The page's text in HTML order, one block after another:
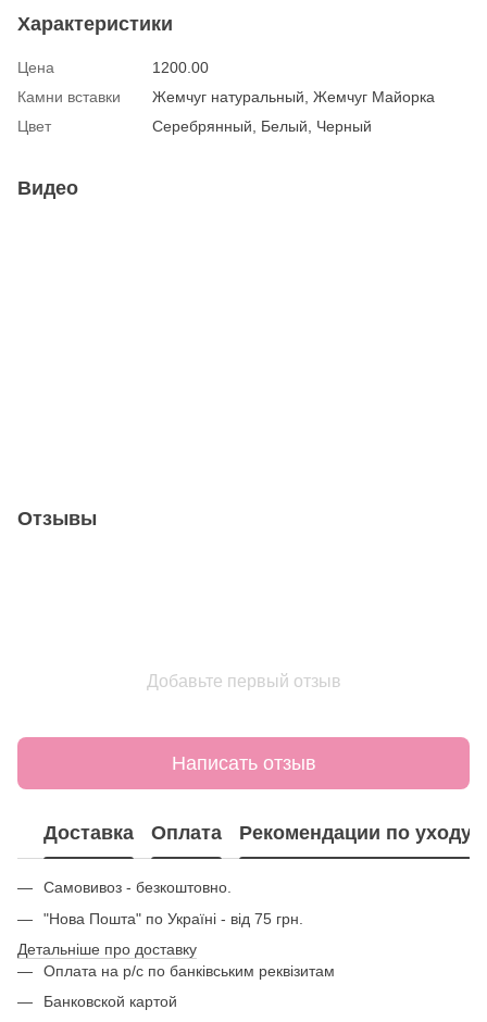
Характеристики
Цена
1200.00
Камни вставки
Жемчуг натуральный, Жемчуг Майорка
Цвет
Серебрянный, Белый, Черный
Видео
Отзывы
Добавьте первый отзыв
Написать отзыв
Доставка Оплата Рекомендации по уходу
Самовивоз - безкоштовно.
"Нова Пошта" по Україні - від 75 грн.
Детальніше про доставку
Оплата на р/с по банківським реквізитам
Банковской картой